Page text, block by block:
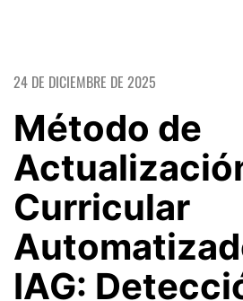
24 DE DICIEMBRE DE 2025
Método de
Curricular
IAG: